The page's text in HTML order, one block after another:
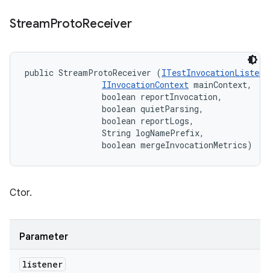
StreamProtoReceiver
public StreamProtoReceiver (
IInvocationContext mainContext,
                boolean reportInvocation,
                boolean quietParsing,
                boolean reportLogs,
                String logNamePrefix,
                boolean mergeInvocationMetrics)
Ctor.
Parameter
listener